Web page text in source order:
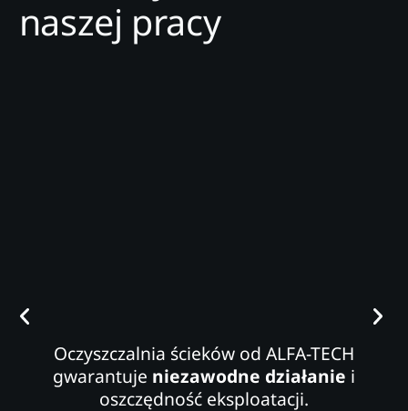
naszej pracy
Oczyszczalnia ścieków od ALFA-TECH
gwarantuje niezawodne działanie i
oszczędność eksploatacji.